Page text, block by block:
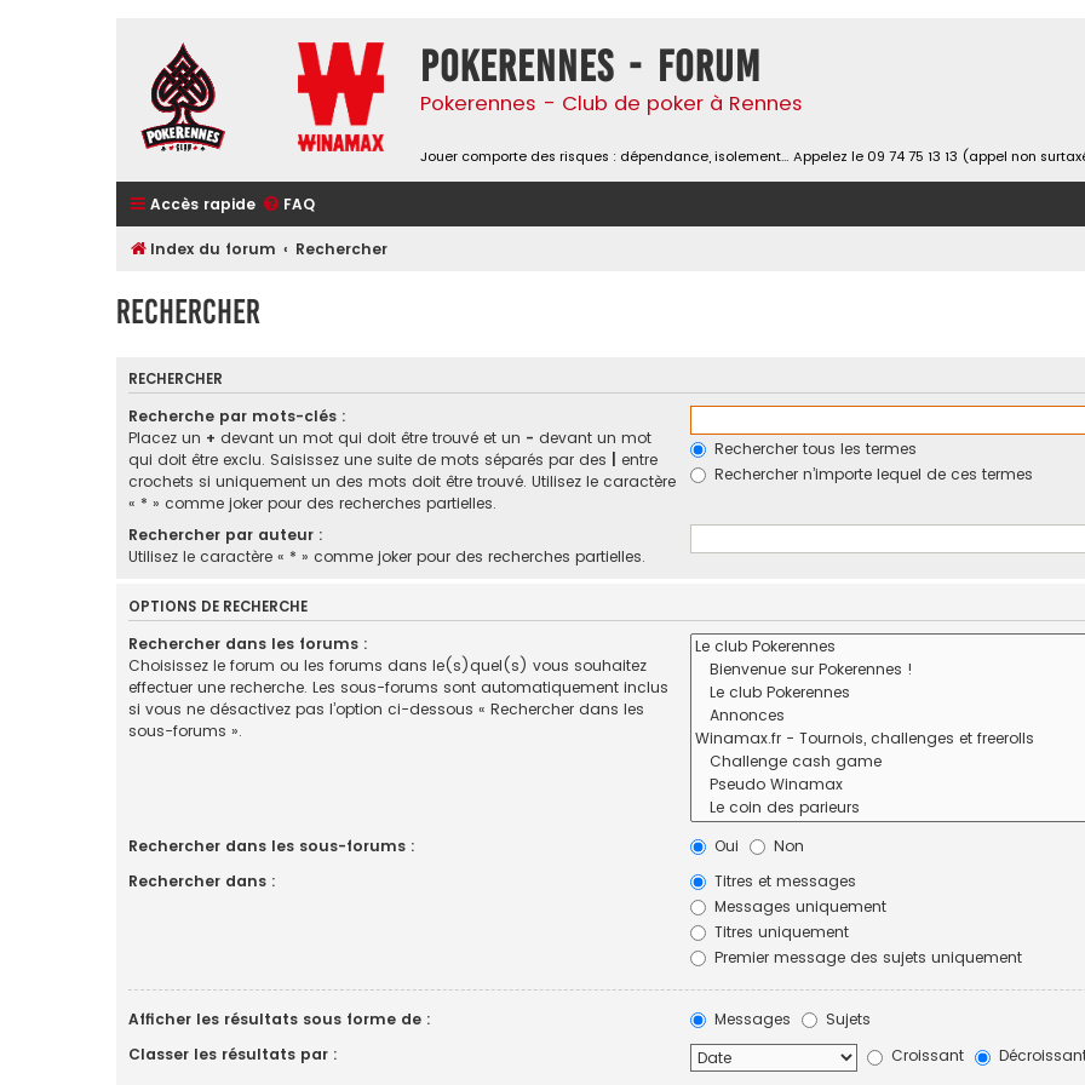
Pokerennes - Forum
Pokerennes - Club de poker à Rennes
Jouer comporte des risques : dépendance, isolement… Appelez le 09 74 75 13 13 (appel non
Accès rapide FAQ
Index du forum Rechercher
Rechercher
RECHERCHER
Recherche par mots-clés :
Placez un + devant un mot qui doit être trouvé et un - devant un mot
qui doit être exclu. Saisissez une suite de mots séparés par des
entre
crochets si uniquement un des mots doit être trouvé. Utilisez le caractère
« * » comme joker pour des recherches partielles.
Rechercher tous les termes
Rechercher n’importe lequel de ces termes
Rechercher par auteur :
Utilisez le caractère « * » comme joker pour des recherches partielles.
OPTIONS DE RECHERCHE
Rechercher dans les forums :
Choisissez le forum ou les forums dans le(s)quel(s) vous souhaitez
effectuer une recherche. Les sous-forums sont automatiquement inclus
si vous ne désactivez pas l’option ci-dessous « Rechercher dans les
sous-forums ».
Rechercher dans les sous-forums : Oui
Non
Rechercher dans :
Titres et messages
Messages uniquement
Titres uniquement
Premier message des sujets uniquement
Afficher les résultats sous forme de : Messages
Sujets
Classer les résultats par :
Croissant